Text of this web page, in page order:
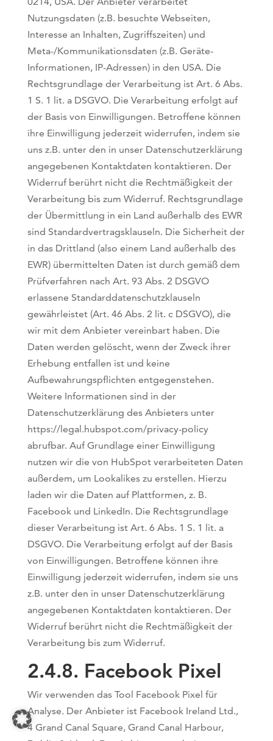
Nutzungsdaten (z.B. besuchte Webseiten,
Interesse an Inhalten, Zugriffszeiten) und
Meta-/Kommunikationsdaten (z.B. Geräte-
Informationen, IP-Adressen) in den USA. Die
Rechtsgrundlage der Verarbeitung ist Art. 6 Abs.
1 S. 1 lit. a DSGVO. Die Verarbeitung erfolgt auf
der Basis von Einwilligungen. Betroffene können
ihre Einwilligung jederzeit widerrufen, indem sie
uns z.B. unter den in unser Datenschutzerklärung
angegebenen Kontaktdaten kontaktieren. Der
Widerruf berührt nicht die Rechtmäßigkeit der
Verarbeitung bis zum Widerruf. Rechtsgrundlage
der Übermittlung in ein Land außerhalb des EWR
sind Standardvertragsklauseln. Die Sicherheit der
in das Drittland (also einem Land außerhalb des
EWR) übermittelten Daten ist durch gemäß dem
Prüfverfahren nach Art. 93 Abs. 2 DSGVO
erlassene Standarddatenschutzklauseln
gewährleistet (Art. 46 Abs. 2 lit. c DSGVO), die
wir mit dem Anbieter vereinbart haben. Die
Daten werden gelöscht, wenn der Zweck ihrer
Erhebung entfallen ist und keine
Aufbewahrungspflichten entgegenstehen.
Weitere Informationen sind in der
Datenschutzerklärung des Anbieters unter
https://legal.hubspot.com/privacy-policy
abrufbar. Auf Grundlage einer Einwilligung
nutzen wir die von HubSpot verarbeiteten Daten
außerdem, um Lookalikes zu erstellen. Hierzu
laden wir die Daten auf Plattformen, z. B.
Facebook und LinkedIn. Die Rechtsgrundlage
dieser Verarbeitung ist Art. 6 Abs. 1 S. 1 lit. a
DSGVO. Die Verarbeitung erfolgt auf der Basis
von Einwilligungen. Betroffene können ihre
Einwilligung jederzeit widerrufen, indem sie uns
z.B. unter den in unser Datenschutzerklärung
angegebenen Kontaktdaten kontaktieren. Der
Widerruf berührt nicht die Rechtmäßigkeit der
Verarbeitung bis zum Widerruf.
2.4.8. ​Facebook Pixel​
Wir verwenden das Tool Facebook Pixel für
Analyse. Der Anbieter ist Facebook Ireland Ltd.,
4 Grand Canal Square, Grand Canal Harbour,